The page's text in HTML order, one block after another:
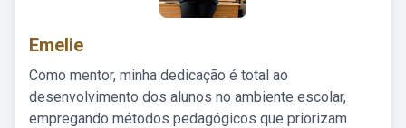
Emelie
Como mentor, minha dedicação é total ao
desenvolvimento dos alunos no ambiente escolar,
empregando métodos pedagógicos que priorizam